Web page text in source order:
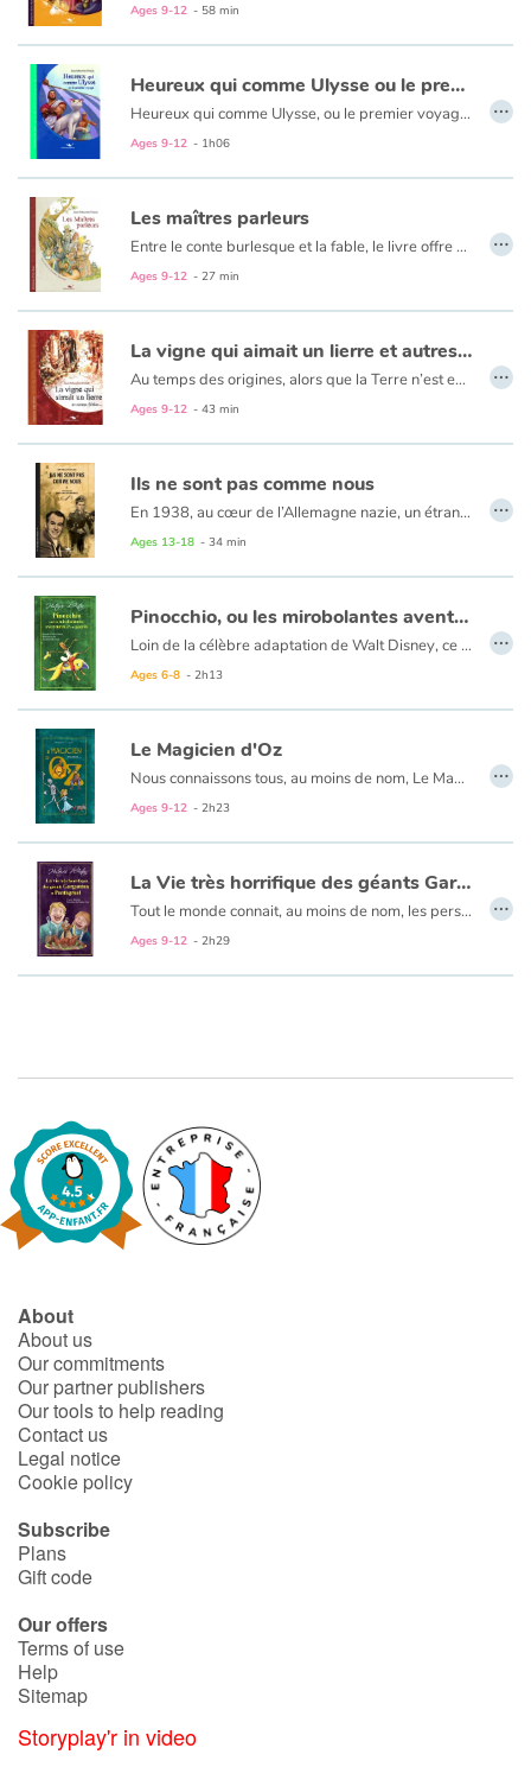
Catalogue anglais
Contraste +
Help
Home
Family
Schools
Libraries
Videos & Tutorials
Blog
Learn french with Storyplay'r
French book lists for children
Reading for children
Activities and workshops
Dyslexia and reading disorders
Ages 9-12 - 58 min
Heureux qui comme Ulysse ou le premier voyage
Heureux qui comme Ulysse, ou le premier voyage, vous transporte au cœur de la Méditerranée antique, et de ses légendes... Il raconte le long voyage d'un jeune chat d'une île de la Grèce antique, Ulysse, embarqué malgré lui sur un navire de pêcheurs qui se perd en mer après une effroyable tempête. Ulysse et les marins devront chercher le chemin du retour pendant près de 5 ans jalonnés d'épreuves, de découvertes et d'aventures qui les entraîneront jusqu'au légendaire royaume de Sébès.
Ages 9-12 - 1h06
…
Les maîtres parleurs
Entre le conte burlesque et la fable, le livre offre une joyeuse satire de notre société de bavards et de communicants, sur fond de « crise du vieux Monde » où les vieilles générations peinent à laisser leur place aux jeunes . À travers huit personnages grotesques, incarnant les vieux politiques, les avocats, mais aussi les experts en tous genres, les médias, les vieilles stars décaties, l’histoire imagine le grondement d’une révolution à venir qu’aucun n’a vu venir. Écrit lors de la fameuse crise de 2008, le livre trouve un magnifique écho à travers les mouvements sociaux de 2019.
Ages 9-12 - 27 min
…
La vigne qui aimait un lierre et autres fables
Au temps des origines, alors que la Terre n’est encore qu’une bulle peuplée de créatures volantes, un petit oiseau licorne décide d’accomplir un rêve : rejoindre la lune et se poser. Tout au long de son voyage, il rencontre d’incroyables espèces qui l’encouragent à poursuivre sa route. Surmontant sa fatigue et sa peur, il atteint l’espace et poursuit sa course vers l’astre blanc.
Ages 9-12 - 43 min
…
Ils ne sont pas comme nous
En 1938, au cœur de l’Allemagne nazie, un étrange narrateur interné dans un établissement psychiatrique tient un journal et écrit à sa mère. À travers ses mots et ses observations au quotidien, le narrateur nous fait involontairement pressentir qu’une tragédie se prépare. La prochaine euthanasie des handicapés mentaux dans le cadre du funeste programme « T4 ». Un récit bref et émouvant, au style direct, illustré et mis en scène de manière saisissante et cinématographique par des montages photos. Il permet d’ouvrir une réflexion sur le silence permettant les pires crimes de masse et plus globalement sur la folie
Ages 13-18 - 34 min
…
Pinocchio, ou les mirobolantes aventures d'un pantin
Loin de la célèbre adaptation de Walt Disney, ce livre propose la version originelle du conte paru en feuilleton dès 1881. Aussi burlesque qu’émouvant, aussi fantastique que poétique, le livre est aussi un bijou littéraire encore méconnu en France.
Ages 6-8 - 2h13
…
Le Magicien d'Oz
Nous connaissons tous, au moins de nom, Le Magicien d’Oz. Ce monument de la littérature jeunesse américaine, étudié dans les classes des États-Unis et adapté sous toutes les formes, est pourtant longtemps resté en Europe très peu lu. Depuis les années 2000, le public français le redécouvre et c’est une adaptation extraordinaire que nous vous proposons. Magnifiquement illustrée par Jonathan Bousmar, suivant un scénario de Jean-Sébastien Blanck, elle ne se contente pas de raconter le voyage de Dorothée et de ses amis vers la Cité d’Émeraude. Elle amorce aussi Le Merveilleux pays d’Oz, soit la première des 13 suites de Lyman Frank Baum, véritable saga qu’on appellera plus tard le cycle d’Oz.
Ages 9-12 - 2h23
…
La Vie très horrifique des géants Gargantua et Pantagruel
Tout le monde connait, au moins de nom, les personnages de Gargantua et de Pantagruel. Bien peu en revanche connaissent l’oeuvre dont ils sont les héros, exceptés quelques extraits, étudiés au lycée. Rabelais nous a pourtant laissé un roman aussi joyeux que détonant, et dont la langue truculente se suffit presque à elle-même. Notre adaptation vous en propose une lecture récréative par un abrégé superbement illustré de l’ensemble des cinq volumes de la saga.
Ages 9-12 - 2h29
…
About
About us
Our commitments
Our partner publishers
Our tools to help reading
Contact us
Legal notice
Cookie policy
Subscribe
Plans
Gift code
Our offers
Terms of use
Help
Sitemap
Storyplay'r in video